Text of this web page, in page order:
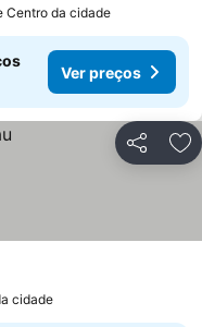
Centro da cidade
Ver preços
Partilhar
cidade